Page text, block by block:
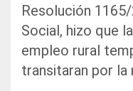
Resolución
Social, hizo que
empleo rural
transitaran por la